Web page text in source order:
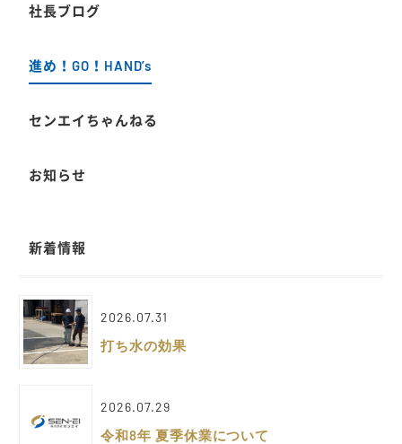
社長ブログ
進め！GO！HAND’s
センエイちゃんねる
お知らせ
新着情報
2026.07.31
打ち水の効果
2026.07.29
令和8年 夏季休業について